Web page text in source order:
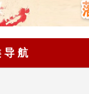
导 航